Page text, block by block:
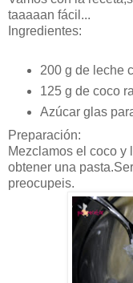
taaaaan fácil...
Ingredientes:
200 g de leche
125 g de coco
Azúcar glas
Preparación:
Mezclamos el coco y
obtener una
preocupeis.